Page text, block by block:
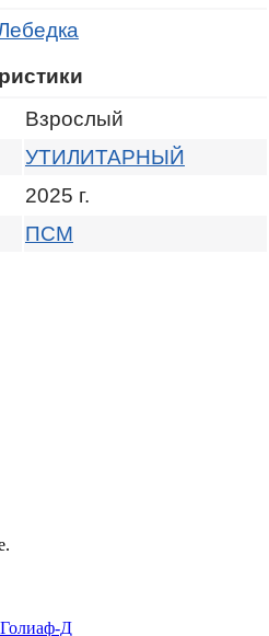
Взрослый
УТИЛИТАРНЫЙ
2025 г.
ПСМ